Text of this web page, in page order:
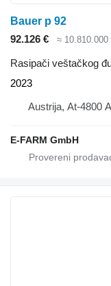
Bauer p 92
92.126 €
≈ 10.810.000
Rasipači veštačkog
2023
Austrija, At-4800
E-FARM GmbH